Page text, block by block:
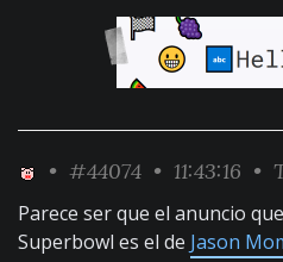
• #44074 • 11:43:16 •
Parece ser que el anuncio
Superbowl es el de Jason